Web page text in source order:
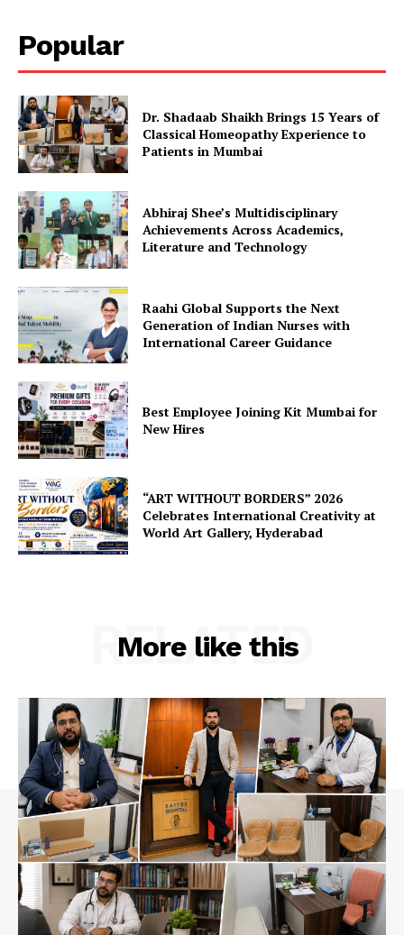
Popular
Dr. Shadaab Shaikh Brings 15 Years of
Classical Homeopathy Experience to
Patients in Mumbai
Abhiraj Shee’s Multidisciplinary
Achievements Across Academics,
Literature and Technology
Raahi Global Supports the Next
Generation of Indian Nurses with
International Career Guidance
Best Employee Joining Kit Mumbai for
New Hires
“ART WITHOUT BORDERS” 2026
Celebrates International Creativity at
World Art Gallery, Hyderabad
More like this
RELATED